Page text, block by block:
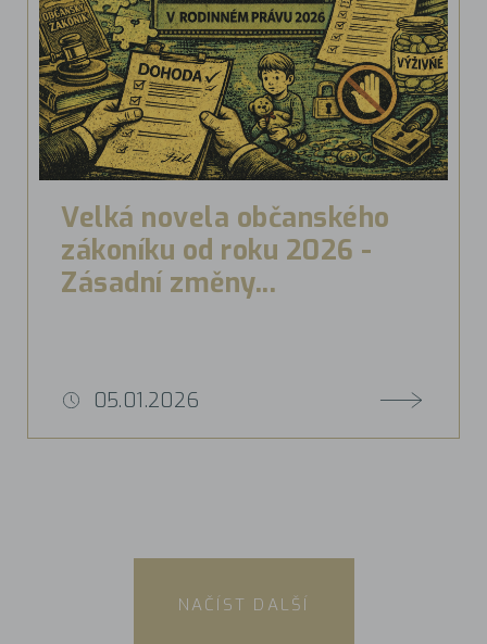
Velká novela občanského
zákoníku od roku 2026 -
Zásadní změny...
05.01.2026
NAČÍST DALŠÍ